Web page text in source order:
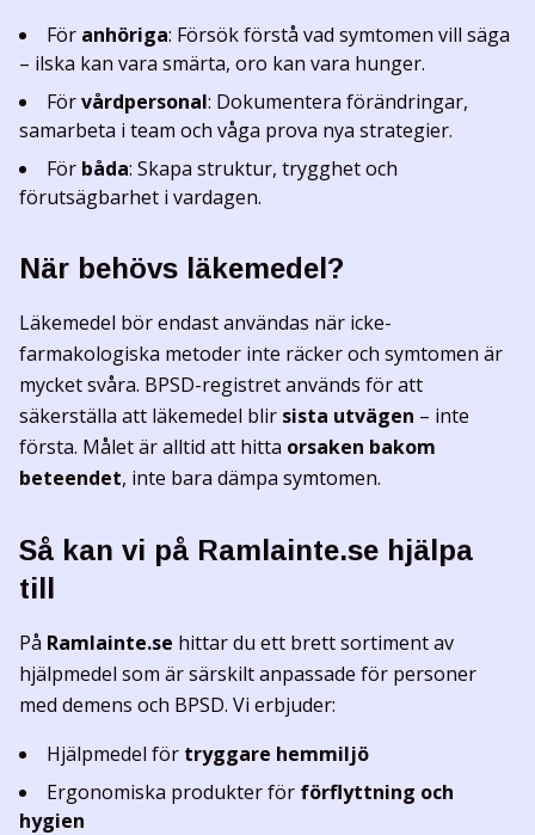
För anhöriga: Försök förstå vad symtomen vill säga
– ilska kan vara smärta, oro kan vara hunger.
Förvårdpersonal: Dokumentera förändringar,
samarbeta i team och våga prova nya strategier.
För båda: Skapa struktur, trygghet och
förutsägbarhet i vardagen.
När behövs läkemedel?
Läkemedel bör endast användas när icke-
farmakologiska metoder inte räcker och symtomen är
mycket svåra. BPSD-registret används för att
säkerställa att läkemedel blir sista utvägen – inte
första. Målet är alltid att hitta orsaken bakom
beteendet, inte bara dämpa symtomen.
Så kan vi på Ramlainte.se hjälpa
till
På Ramlainte.se hittar du ett brett sortiment av
hjälpmedel som är särskilt anpassade för personer
med demens och BPSD. Vi erbjuder:
Hjälpmedel för tryggare hemmiljö
Ergonomiska produkter för förflyttning och
hygien